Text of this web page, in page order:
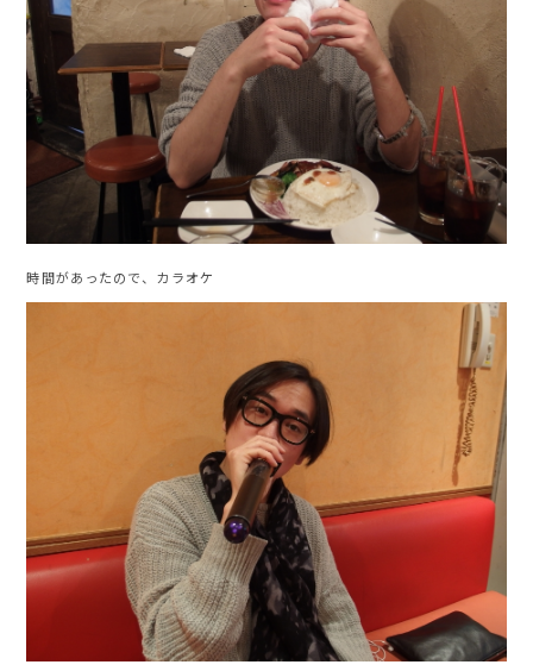
時間があったので、カラオケ